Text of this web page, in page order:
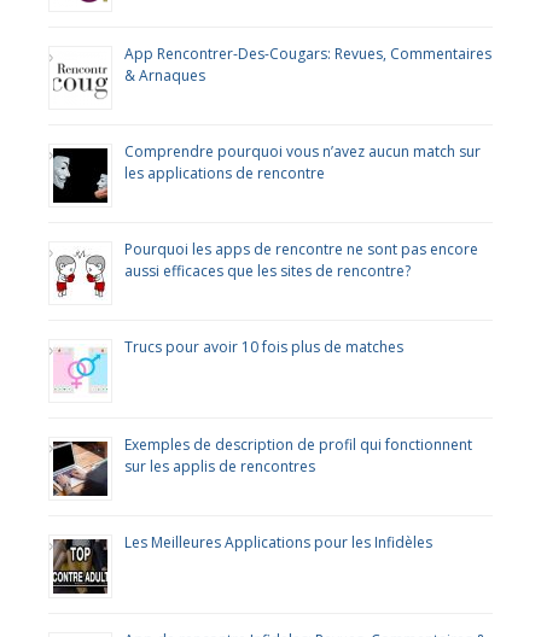
App Rencontrer-Des-Cougars: Revues, Commentaires
& Arnaques
Comprendre pourquoi vous n’avez aucun match sur
les applications de rencontre
Pourquoi les apps de rencontre ne sont pas encore
aussi efficaces que les sites de rencontre?
Trucs pour avoir 10 fois plus de matches
Exemples de description de profil qui fonctionnent
sur les applis de rencontres
Les Meilleures Applications pour les Infidèles